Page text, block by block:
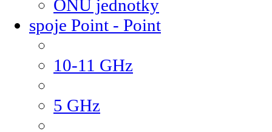
ONU jednotky
spoje Point - Point
10-11 GHz
5 GHz